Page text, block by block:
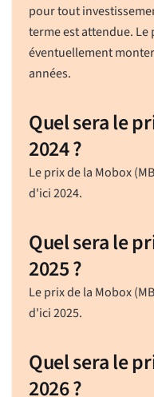
pour tout
terme est attendue. Le
éventuellement
années.
Quel sera le
2024 ?
Le prix de la Mobox
d'ici 2024.
Quel sera le
2025 ?
Le prix de la Mobox
d'ici 2025.
Quel sera le
2026 ?